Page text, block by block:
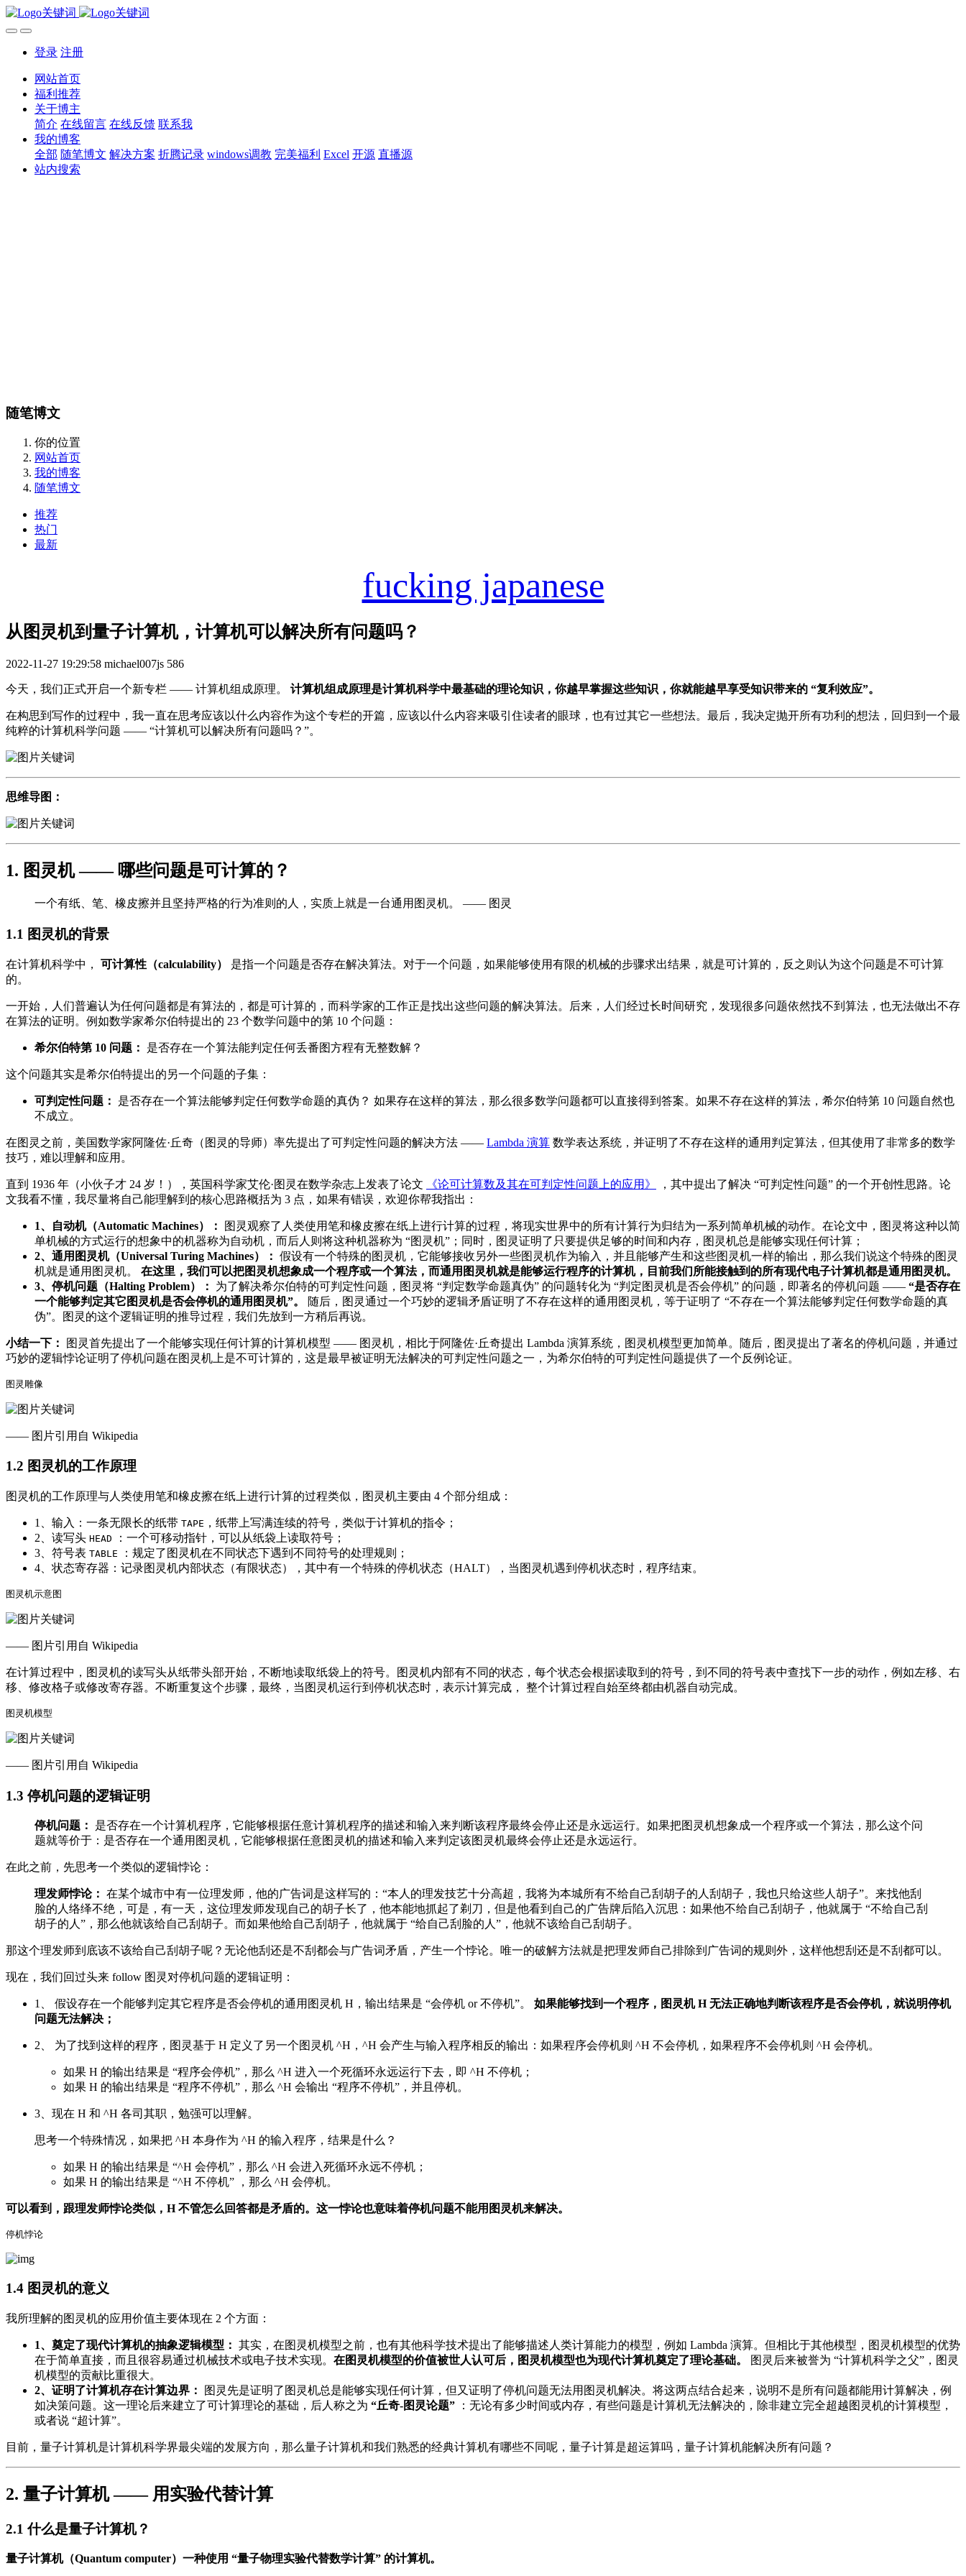
登录 注册
网站首页
福利推荐
关于博主
简介 在线留言 在线反馈 联系我
我的博客
全部 随笔博文 解决方案 折腾记录 windows调教 完美福利 Excel 开源 直播源
站内搜索
随笔博文
你的位置
网站首页
我的博客
随笔博文
推荐
热门
最新
fucking japanese
从图灵机到量子计算机，计算机可以解决所有问题吗？
2022-11-27 19:29:58 michael007js 586
今天，我们正式开启一个新专栏 —— 计算机组成原理。 计算机组成原理是计算机科学中最基础的理论知识，你越早掌握这些知识，你就能越早享受知识带来的 “复利效应”。
在构思到写作的过程中，我一直在思考应该以什么内容作为这个专栏的开篇，应该以什么内容来吸引住读者的眼球，也有过其它一些想法。最后，我决定抛开所有功利的想法，回归到一个最
纯粹的计算机科学问题 —— “计算机可以解决所有问题吗？”。
思维导图：
1. 图灵机 —— 哪些问题是可计算的？
一个有纸、笔、橡皮擦并且坚持严格的行为准则的人，实质上就是一台通用图灵机。 —— 图灵
1.1 图灵机的背景
在计算机科学中， 可计算性（calculability）
是指一个问题是否存在解决算法。对于一个问题，如果能够使用有限的机械的步骤求出结果，就是可计算的，反之则认为这个问题是不可计算
的。
一开始，人们普遍认为任何问题都是有算法的，都是可计算的，而科学家的工作正是找出这些问题的解决算法。后来，人们经过长时间研究，发现很多问题依然找不到算法，也无法做出不存
在算法的证明。例如数学家希尔伯特提出的 23 个数学问题中的第 10 个问题：
希尔伯特第 10 问题： 是否存在一个算法能判定任何丢番图方程有无整数解？
这个问题其实是希尔伯特提出的另一个问题的子集：
可判定性问题：
是否存在一个算法能够判定任何数学命题的真伪？ 如果存在这样的算法，那么很多数学问题都可以直接得到答案。如果不存在这样的算法，希尔伯特第 10 问题自然也
不成立。
在图灵之前，美国数学家阿隆佐·丘奇（图灵的导师）率先提出了可判定性问题的解决方法 —— Lambda 演算 数学表达系统，并证明了不存在这样的通用判定算法，但其使用了非常多的数学
技巧，难以理解和应用。
直到 1936 年（小伙子才 24 岁！），英国科学家艾伦·图灵在数学杂志上发表了论文 《论可计算数及其在可判定性问题上的应用》
，其中提出了解决 “可判定性问题” 的一个开创性思路。论
文我看不懂，我尽量将自己能理解到的核心思路概括为 3 点，如果有错误，欢迎你帮我指出：
1、自动机（Automatic Machines）：
图灵观察了人类使用笔和橡皮擦在纸上进行计算的过程，将现实世界中的所有计算行为归结为一系列简单机械的动作。在论文中，图灵将这种以简
单机械的方式运行的想象中的机器称为自动机，而后人则将这种机器称为 “图灵机”；同时，图灵证明了只要提供足够的时间和内存，图灵机总是能够实现任何计算；
2、通用图灵机（Universal Turing Machines）： 假设有一个特殊的图灵机，它能够接收另外一些图灵机作为输入，并且能够产生和这些图灵机一样的输出，那么我们说这个特殊的图灵
机就是通用图灵机。 在这里，我们可以把图灵机想象成一个程序或一个算法，而通用图灵机就是能够运行程序的计算机，目前我们所能接触到的所有现代电子计算机都是通用图灵机。
3、停机问题（Halting Problem）：
为了解决希尔伯特的可判定性问题，图灵将 “判定数学命题真伪” 的问题转化为 “判定图灵机是否会停机” 的问题，即著名的停机问题 —— “是否存在
一个能够判定其它图灵机是否会停机的通用图灵机”。
随后，图灵通过一个巧妙的逻辑矛盾证明了不存在这样的通用图灵机，等于证明了 “不存在一个算法能够判定任何数学命题的真
伪”。图灵的这个逻辑证明的推导过程，我们先放到一方稍后再说。
小结一下：
图灵首先提出了一个能够实现任何计算的计算机模型 —— 图灵机，相比于阿隆佐·丘奇提出 Lambda 演算系统，图灵机模型更加简单。随后，图灵提出了著名的停机问题，并通过
巧妙的逻辑悖论证明了停机问题在图灵机上是不可计算的，这是最早被证明无法解决的可判定性问题之一，为希尔伯特的可判定性问题提供了一个反例论证。
—— 图片引用自 Wikipedia
1.2 图灵机的工作原理
图灵机的工作原理与人类使用笔和橡皮擦在纸上进行计算的过程类似，图灵机主要由 4 个部分组成：
1、输入：一条无限长的纸带 TAPE ，纸带上写满连续的符号，类似于计算机的指令；
2、读写头 HEAD
：一个可移动指针，可以从纸袋上读取符号；
3、符号表 TABLE
：规定了图灵机在不同状态下遇到不同符号的处理规则；
4、状态寄存器：记录图灵机内部状态（有限状态），其中有一个特殊的停机状态（HALT），当图灵机遇到停机状态时，程序结束。
—— 图片引用自 Wikipedia
在计算过程中，图灵机的读写头从纸带头部开始，不断地读取纸袋上的符号。图灵机内部有不同的状态，每个状态会根据读取到的符号，到不同的符号表中查找下一步的动作，例如左移、右
移、修改格子或修改寄存器。不断重复这个步骤，最终，当图灵机运行到停机状态时，表示计算完成， 整个计算过程自始至终都由机器自动完成。
—— 图片引用自 Wikipedia
1.3 停机问题的逻辑证明
停机问题：
是否存在一个计算机程序，它能够根据任意计算机程序的描述和输入来判断该程序最终会停止还是永远运行。如果把图灵机想象成一个程序或一个算法，那么这个问
题就等价于：是否存在一个通用图灵机，它能够根据任意图灵机的描述和输入来判定该图灵机最终会停止还是永远运行。
在此之前，先思考一个类似的逻辑悖论：
理发师悖论： 在某个城市中有一位理发师，他的广告词是这样写的：“本人的理发技艺十分高超，我将为本城所有不给自己刮胡子的人刮胡子，我也只给这些人胡子”。来找他刮
脸的人络绎不绝，可是，有一天，这位理发师发现自己的胡子长了，他本能地抓起了剃刀，但是他看到自己的广告牌后陷入沉思：如果他不给自己刮胡子，他就属于 “不给自己刮
胡子的人”，那么他就该给自己刮胡子。而如果他给自己刮胡子，他就属于 “给自己刮脸的人”，他就不该给自己刮胡子。
那这个理发师到底该不该给自己刮胡子呢？无论他刮还是不刮都会与广告词矛盾，产生一个悖论。唯一的破解方法就是把理发师自己排除到广告词的规则外，这样他想刮还是不刮都可以。
现在，我们回过头来 follow 图灵对停机问题的逻辑证明：
1、 假设存在一个能够判定其它程序是否会停机的通用图灵机 H，输出结果是 “会停机 or 不停机”。 如果能够找到一个程序，图灵机 H 无法正确地判断该程序是否会停机，就说明停机
问题无法解决；
2、 为了找到这样的程序，图灵基于 H 定义了另一个图灵机 ^H，^H 会产生与输入程序相反的输出：如果程序会停机则 ^H 不会停机，如果程序不会停机则 ^H 会停机。
如果 H 的输出结果是 “程序会停机”，那么 ^H 进入一个死循环永远运行下去，即 ^H 不停机；
如果 H 的输出结果是 “程序不停机”，那么 ^H 会输出 “程序不停机”，并且停机。
3、现在 H 和 ^H 各司其职，勉强可以理解。
思考一个特殊情况，如果把 ^H 本身作为 ^H 的输入程序，结果是什么？
如果 H 的输出结果是 “^H 会停机”，那么 ^H 会进入死循环永远不停机；
如果 H 的输出结果是 “^H 不停机” ，那么 ^H 会停机。
可以看到，跟理发师悖论类似，H 不管怎么回答都是矛盾的。这一悖论也意味着停机问题不能用图灵机来解决。
1.4 图灵机的意义
我所理解的图灵机的应用价值主要体现在 2 个方面：
1、奠定了现代计算机的抽象逻辑模型： 其实，在图灵机模型之前，也有其他科学技术提出了能够描述人类计算能力的模型，例如 Lambda 演算。但相比于其他模型，图灵机模型的优势
在于简单直接，而且很容易通过机械技术或电子技术实现。 在图灵机模型的价值被世人认可后，图灵机模型也为现代计算机奠定了理论基础。
图灵后来被誉为 “计算机科学之父”，图灵
机模型的贡献比重很大。
2、证明了计算机存在计算边界：
图灵先是证明了图灵机总是能够实现任何计算，但又证明了停机问题无法用图灵机解决。将这两点结合起来，说明不是所有问题都能用计算解决，例
如决策问题。这一理论后来建立了可计算理论的基础，后人称之为 “丘奇-图灵论题” ：无论有多少时间或内存，有些问题是计算机无法解决的，除非建立完全超越图灵机的计算模型，
或者说 “超计算”。
目前，量子计算机是计算机科学界最尖端的发展方向，那么量子计算机和我们熟悉的经典计算机有哪些不同呢，量子计算是超运算吗，量子计算机能解决所有问题？
2. 量子计算机 —— 用实验代替计算
2.1 什么是量子计算机？
量子计算机（Quantum computer）一种使用 “量子物理实验代替数学计算” 的计算机。